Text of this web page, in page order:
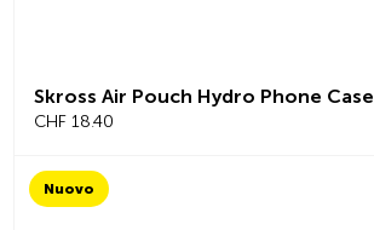
Skross Air Pouch Hydro Phone Case
CHF 18.40
Nuovo